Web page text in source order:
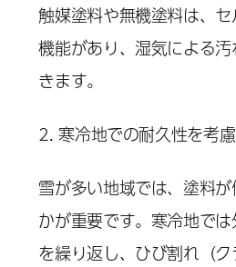
触媒塗料や無機塗料は、
機能があり、湿気による
きます。
2. 寒冷地での耐久性を考
雪が多い地域では、塗料
かが重要です。寒冷地で
を繰り返し、ひび割れ（